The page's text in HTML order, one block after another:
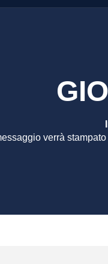
verrà